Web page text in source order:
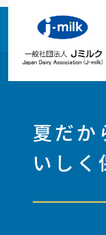
夏だか
いしく